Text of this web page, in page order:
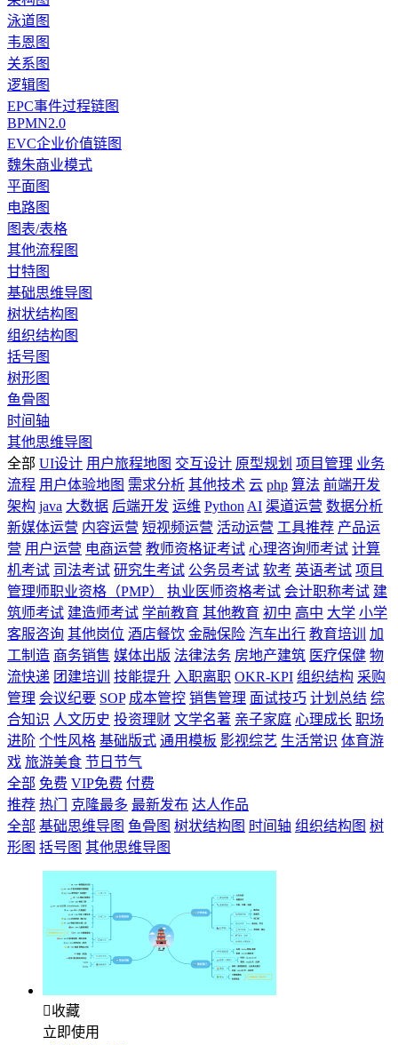
泳道图
韦恩图
关系图
逻辑图
EPC事件过程链图
BPMN2.0
EVC企业价值链图
魏朱商业模式
平面图
电路图
图表/表格
其他流程图
甘特图
基础思维导图
树状结构图
组织结构图
括号图
树形图
鱼骨图
时间轴
其他思维导图
全部 UI设计 用户旅程地图 交互设计 原型规划 项目管理 业务
流程 用户体验地图 需求分析 其他技术 云 php 算法 前端开发
架构 java 大数据 后端开发 运维 Python AI 渠道运营 数据分析
新媒体运营 内容运营 短视频运营 活动运营 工具推荐 产品运
营 用户运营 电商运营 教师资格证考试 心理咨询师考试 计算
机考试 司法考试 研究生考试 公务员考试 软考 英语考试 项目
管理师职业资格（PMP）
执业医师资格考试 会计职称考试 建
筑师考试 建造师考试 学前教育 其他教育 初中 高中 大学 小学
客服咨询 其他岗位 酒店餐饮 金融保险 汽车出行 教育培训
加
工制造 商务销售 媒体出版 法律法务 房地产建筑 医疗保健 物
流快递 团建培训 技能提升 入职离职 OKR-KPI 组织结构 采购
管理 会议纪要 SOP 成本管控 销售管理 面试技巧 计划总结 综
合知识 人文历史 投资理财 文学名著 亲子家庭 心理成长 职场
进阶 个性风格 基础版式 通用模板 影视综艺 生活常识 体育游
戏 旅游美食 节日节气
全部 免费 VIP免费 付费
推荐 热门 克隆最多 最新发布 达人作品
全部 基础思维导图 鱼骨图 树状结构图 时间轴 组织结构图 树
形图 括号图 其他思维导图
收藏
立即使用